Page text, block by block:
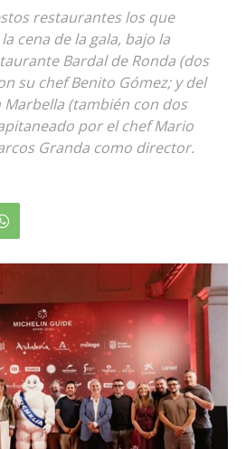
restaurantes los que
cena de la gala, bajo la
Bardal de Ronda (dos
su chef Benito Gómez; y del
(también con dos
por el chef Mario
Granda como director.